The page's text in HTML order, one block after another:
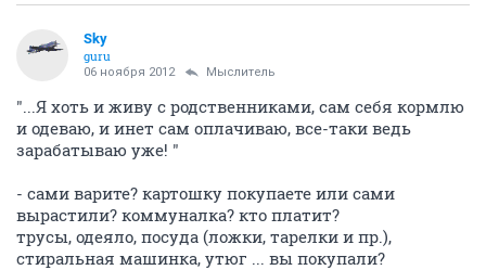
Sky
guru
06 ноября 2012 Мыслитель
"...Я хоть и живу с родственниками, сам себя кормлю
и одеваю, и инет сам оплачиваю, все-таки ведь
зарабатываю уже! "
- сами варите? картошку покупаете или сами
вырастили? коммуналка? кто платит?
трусы, одеяло, посуда (ложки, тарелки и пр.),
стиральная машинка, утюг ... вы покупали?